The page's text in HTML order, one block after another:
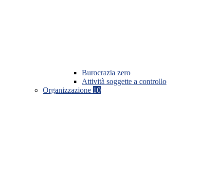
Burocrazia zero
Attività soggette a controllo
Organizzazione 10